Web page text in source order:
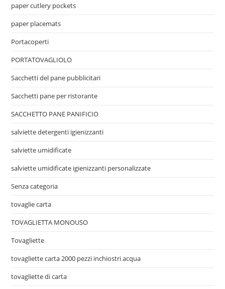
paper cutlery pockets
paper placemats
Portacoperti
PORTATOVAGLIOLO
Sacchetti del pane pubblicitari
Sacchetti pane per ristorante
SACCHETTO PANE PANIFICIO
salviette detergenti igienizzanti
salviette umidificate
salviette umidificate igienizzanti personalizzate
Senza categoria
tovaglie carta
TOVAGLIETTA MONOUSO
Tovagliette
tovagliette carta 2000 pezzi inchiostri acqua
tovagliette di carta